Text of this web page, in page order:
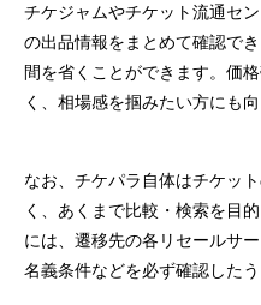
チケジャムやチケット流通セ
の出品情報をまとめて確認で
間を省くことができます。価
く、相場感を掴みたい方にも向
なお、チケパラ自体はチケッ
く、あくまで比較・検索を目
には、遷移先の各リセールサ
名義条件などを必ず確認した